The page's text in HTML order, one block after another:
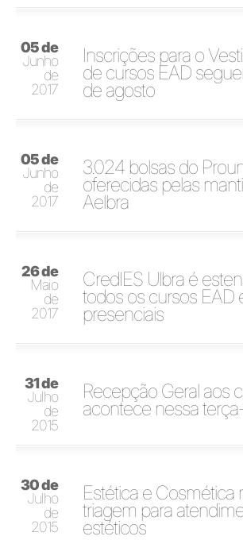
05 de
Junho
de
2017
Inscrições para o
de cursos EAD
de agosto
05 de
Junho
de
2017
3.024 bolsas do
oferecidas pelas
Aelbra
26 de
Maio
de
2017
CredIES Ulbra é
todos os cursos EAD
presenciais
31 de
Julho
de
2015
Recepção Geral aos
acontece nessa
30 de
Julho
de
2015
Estética e Cosmética
triagem para
estéticos